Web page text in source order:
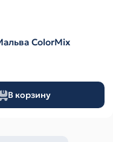
ColorMix
В корзину